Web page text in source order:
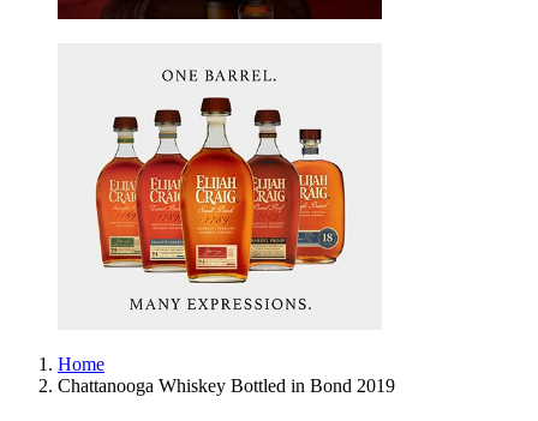
Home
Chattanooga Whiskey Bottled in Bond 2019